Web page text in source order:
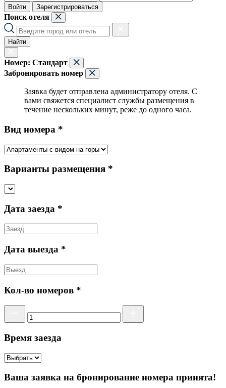
Войти Зарегистрироваться
Поиск отеля
Найти
Номер: Стандарт
Забронировать номер
Заявка будет отправлена администратору отеля. С
вами свяжется специалист службы размещения в
течение нескольких минут, реже до одного часа.
Вид номера *
Варианты размещения *
Дата заезда *
Дата выезда *
Кол-во номеров *
Время заезда
Ваша заявка на бронирование номера принята!